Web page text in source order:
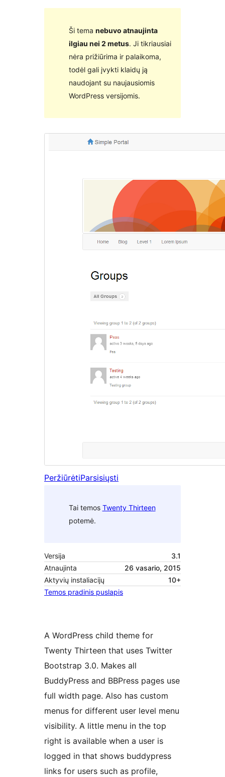
Ši tema nebuvo atnaujinta
ilgiau nei 2 metus. Ji tikriausiai
nėra prižiūrima ir palaikoma,
todėl gali įvykti klaidų ją
naudojant su naujausiomis
WordPress versijomis.
PeržiūrėtiParsisiųsti
Tai temos Twenty Thirteen
potemė.
Versija
3.1
Atnaujinta
26 vasario, 2015
Aktyvių instaliacijų
10+
Temos pradinis puslapis
A WordPress child theme for
Twenty Thirteen that uses Twitter
Bootstrap 3.0. Makes all
BuddyPress and BBPress pages use
full width page. Also has custom
menus for different user level menu
visibility. A little menu in the top
right is available when a user is
logged in that shows buddypress
links for users such as profile,